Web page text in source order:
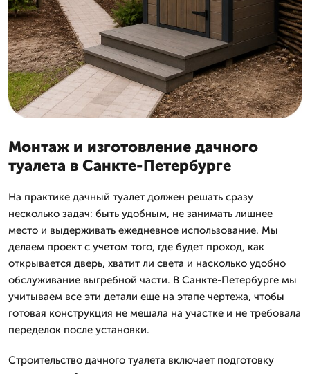
Монтаж и изготовление дачного
туалета в Санкте-Петербурге
На практике дачный туалет должен решать сразу
несколько задач: быть удобным, не занимать лишнее
место и выдерживать ежедневное использование. Мы
делаем проект с учетом того, где будет проход, как
открывается дверь, хватит ли света и насколько удобно
обслуживание выгребной части. В Санкте-Петербурге мы
учитываем все эти детали еще на этапе чертежа, чтобы
готовая конструкция не мешала на участке и не требовала
переделок после установки.
Строительство дачного туалета включает подготовку